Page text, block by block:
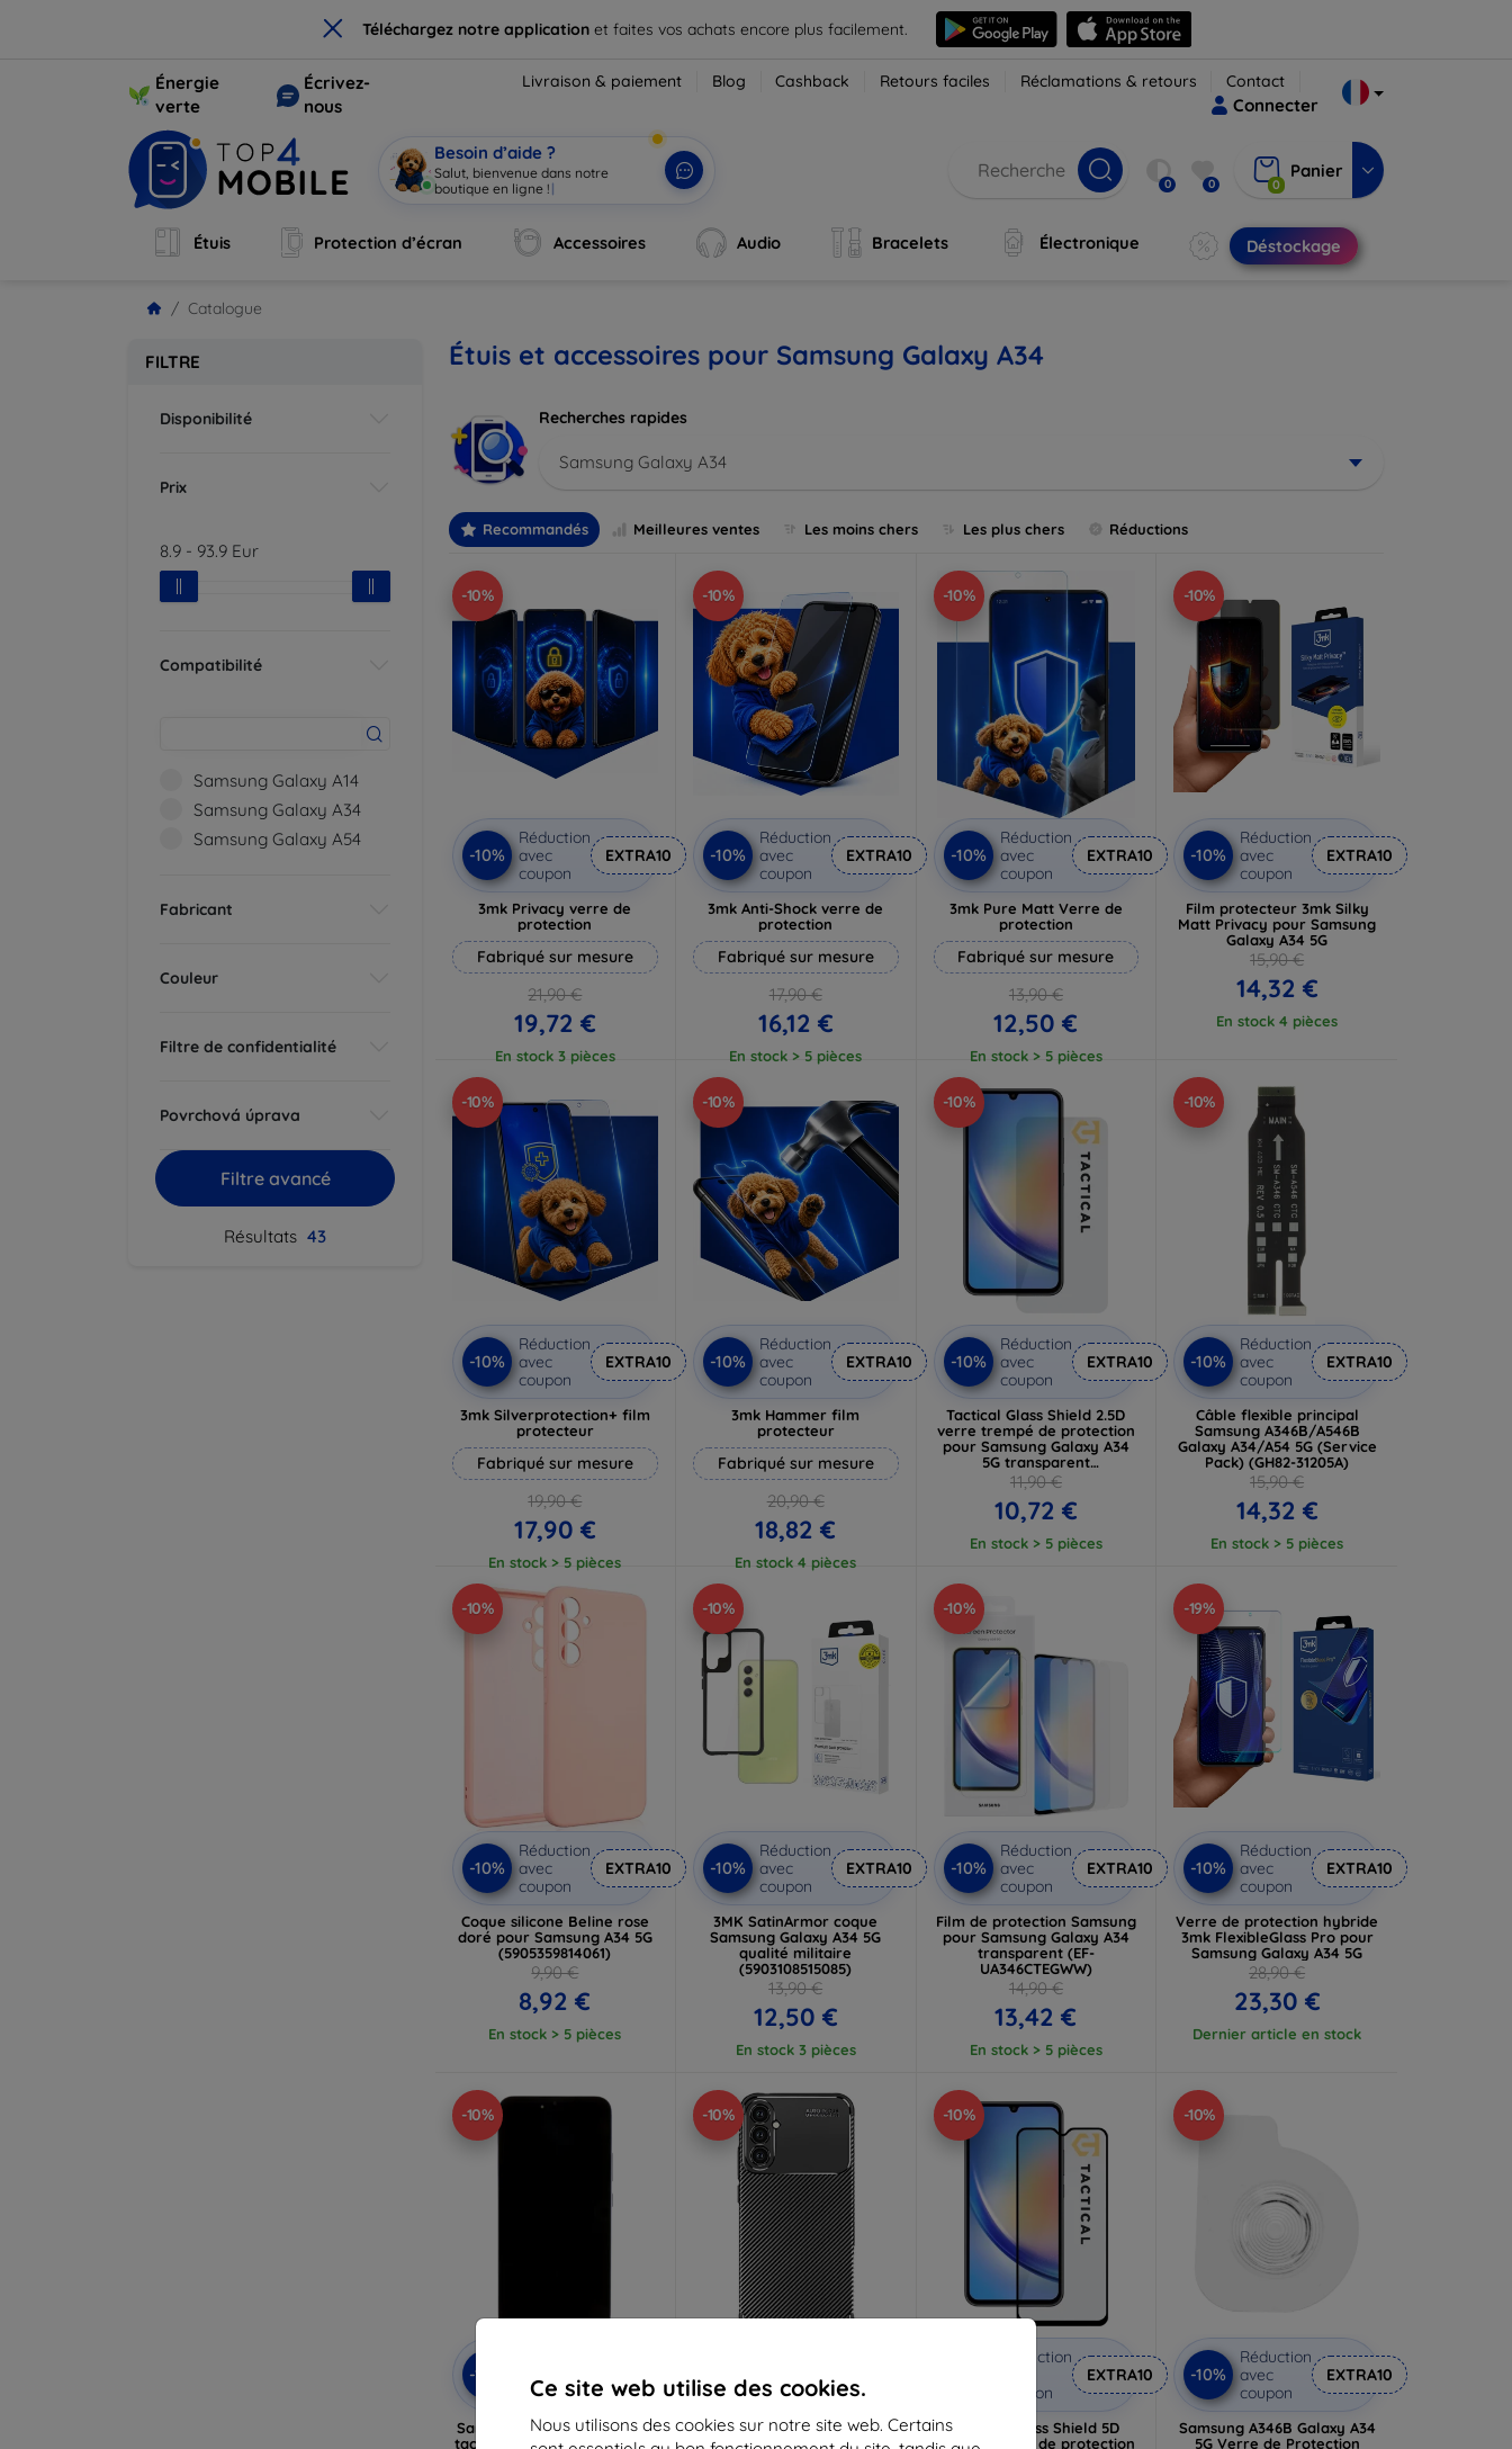
× Téléchargez notre application et faites vos achats encore plus facilement.
Ce site web utilise des cookies.
Nous utilisons des cookies sur notre site web. Certains
Énergie
verte
Écrivez-
nous
Livraison & paiement Blog Cashback Retours faciles Réclamations & retours Contact
Connecter
Besoin d’aide ?
Salut, bienvenue dans notre 0 0 0
Panier
Étuis Protection d’écran Accessoires Audio Bracelets Électronique Déstockage
Catalogue
FILTRE
Disponibilité
Prix
8.9 - 93.9 Eur
Compatibilité
Samsung Galaxy A14
Samsung Galaxy A34
Samsung Galaxy A54
Fabricant
Couleur
Filtre de confidentialité
Povrchová úprava
Filtre avancé
Résultats 43
Étuis et accessoires pour Samsung Galaxy A34
Recherches rapides
Samsung Galaxy A34
Recommandés Meilleures ventes Les moins chers Les plus chers Réductions
-10%
-10%
Réduction
avec
coupon
EXTRA10
3mk Privacy verre de
protection
Fabriqué sur mesure
21,90 €
19,72 €
En stock 3 pièces
-10%
-10%
Réduction
avec
coupon
EXTRA10
3mk Anti-Shock verre de
protection
Fabriqué sur mesure
17,90 €
16,12 €
En stock > 5 pièces
-10%
-10%
Réduction
avec
coupon
EXTRA10
3mk Pure Matt Verre de
protection
Fabriqué sur mesure
13,90 €
12,50 €
En stock > 5 pièces
-10%
-10%
Réduction
avec
coupon
EXTRA10
Film protecteur 3mk Silky
Matt Privacy pour Samsung
Galaxy A34 5G
15,90 €
14,32 €
En stock 4 pièces
-10%
-10%
Réduction
avec
coupon
EXTRA10
3mk Silverprotection+ film
protecteur
Fabriqué sur mesure
19,90 €
17,90 €
En stock > 5 pièces
-10%
-10%
Réduction
avec
coupon
EXTRA10
3mk Hammer film
protecteur
Fabriqué sur mesure
20,90 €
18,82 €
En stock 4 pièces
-10%
-10%
Réduction
avec
coupon
EXTRA10
Tactical Glass Shield 2.5D
verre trempé de protection
pour Samsung Galaxy A34
5G transparent
(57983113673)
11,90 €
10,72 €
En stock > 5 pièces
-10%
-10%
Réduction
avec
coupon
EXTRA10
Câble flexible principal
Samsung A346B/A546B
Galaxy A34/A54 5G (Service
Pack) (GH82-31205A)
15,90 €
14,32 €
En stock > 5 pièces
-10%
-10%
Réduction
avec
coupon
EXTRA10
Coque silicone Beline rose
doré pour Samsung A34 5G
(5905359814061)
9,90 €
8,92 €
En stock > 5 pièces
-10%
-10%
Réduction
avec
coupon
EXTRA10
3MK SatinArmor coque
Samsung Galaxy A34 5G
qualité militaire
(5903108515085)
13,90 €
12,50 €
En stock 3 pièces
-10%
-10%
Réduction
avec
coupon
EXTRA10
Film de protection Samsung
pour Samsung Galaxy A34
transparent (EF-
UA346CTEGWW)
14,90 €
13,42 €
En stock > 5 pièces
-19%
-10%
Réduction
avec
coupon
EXTRA10
Verre de protection hybride
3mk FlexibleGlass Pro pour
Samsung Galaxy A34 5G
28,90 €
23,30 €
Dernier article en stock
-10%
-10%
coupon
Samsung écran LCD + unité
tactile + coque avant A346B
-10%
coupon
Beline Coque renforcée en
carbone pour Samsung A34
-10%
Réduction
coupon
EXTRA10
Tactical Glass Shield 5D
verre trempé de protection
-10%
-10%
Réduction
avec
coupon
EXTRA10
Samsung A346B Galaxy A34
5G Verre de Protection